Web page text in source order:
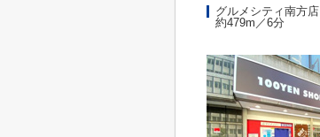
グルメシティ南方店
約479m／6分